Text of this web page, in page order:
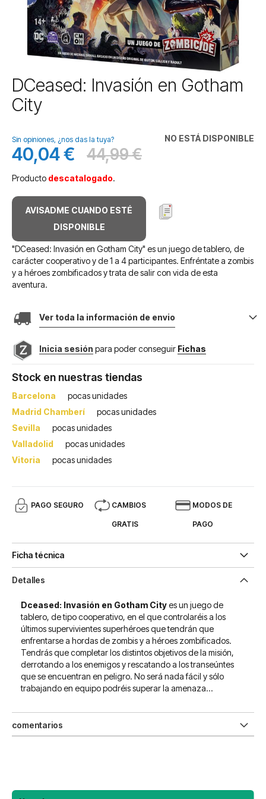
Saltar
al
comienzo
galería
de
imágenes
DCeased: Invasión en Gotham
City
NO ESTÁ DISPONIBLE
Sin opiniones, ¿nos das la tuya?
Precio
especial
40,04 € Antes
44,99 €
Producto descatalogado.
AVISADME CUANDO ESTÉ
DISPONIBLE
"DCeased: Invasión en Gotham City" es un juego de tablero, de
carácter cooperativo y de 1 a 4 participantes. Enfréntate a zombis
y a héroes zombificados y trata de salir con vida de esta
aventura.
Ver toda la información de envio
Inicia sesión para poder conseguir Fichas
Stock en nuestras tiendas
Barcelona
pocas unidades
Madrid Chamberí
pocas unidades
Sevilla
pocas unidades
Valladolid
pocas unidades
Vitoria
pocas unidades
PAGO SEGURO CAMBIOS
GRATIS
MODOS DE
PAGO
Ficha técnica
Detalles
Dceased: Invasión en Gotham Cityes un juego de
tablero, de tipo cooperativo, en el que controlaréis a los
últimos supervivientes superhéroes que tendrán que
enfrentarse a hordas de zombis y a héroes zombificados.
Tendrás que completar los distintos objetivos de la misión,
derrotando a los enemigos y rescatando a los transeúntes
que se encuentran en peligro. No será nada fácil y sólo
trabajando en equipo podréis superar la amenaza...
comentarios